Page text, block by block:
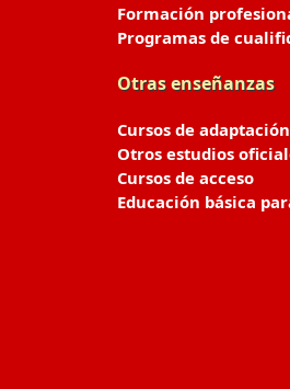
Formación
Programas de
Otras enseñanzas
Cursos de adaptación
Otros estudios
Cursos de acceso
Educación básica